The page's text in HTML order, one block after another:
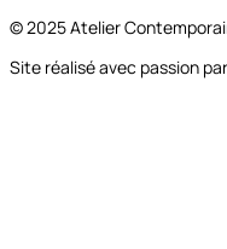
© 2025 Atelier
Site réalisé avec passion par